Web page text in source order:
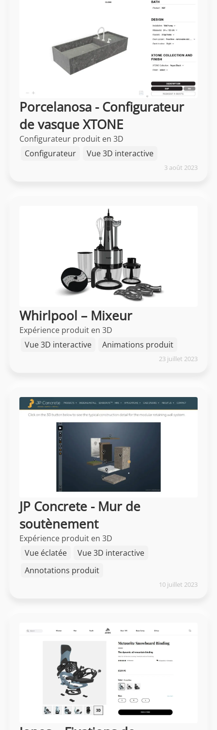
Porcelanosa - Configurateur
de vasque XTONE
Configurateur produit en 3D
Configurateur
Vue 3D interactive
3 août 2023
Whirlpool – Mixeur
Expérience produit en 3D
Vue 3D interactive
Animations produit
23 juillet 2023
JP Concrete - Mur de
soutènement
Expérience produit en 3D
Vue éclatée
Vue 3D interactive
Annotations produit
10 juillet 2023